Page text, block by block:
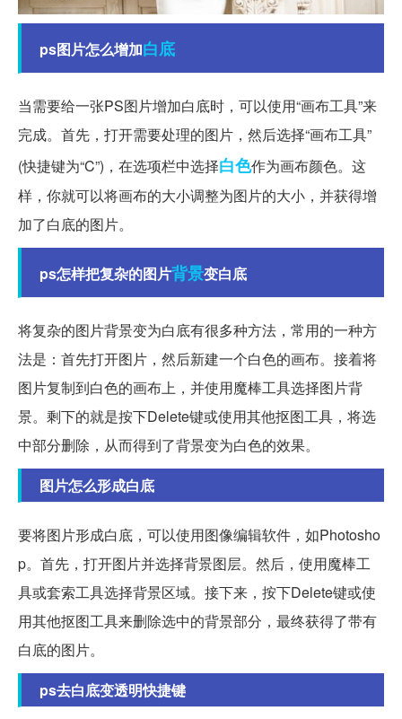
ps图片怎么增加白底
当需要给一张PS图片增加白底时，可以使用“画布工具”来
完成。首先，打开需要处理的图片，然后选择“画布工具”
(快捷键为“C”)，在选项栏中选择白色作为画布颜色。这
样，你就可以将画布的大小调整为图片的大小，并获得增
加了白底的图片。
ps怎样把复杂的图片背景变白底
将复杂的图片背景变为白底有很多种方法，常用的一种方
法是：首先打开图片，然后新建一个白色的画布。接着将
图片复制到白色的画布上，并使用魔棒工具选择图片背
景。剩下的就是按下Delete键或使用其他抠图工具，将选
中部分删除，从而得到了背景变为白色的效果。
图片怎么形成白底
要将图片形成白底，可以使用图像编辑软件，如Photosho
p。首先，打开图片并选择背景图层。然后，使用魔棒工
具或套索工具选择背景区域。接下来，按下Delete键或使
用其他抠图工具来删除选中的背景部分，最终获得了带有
白底的图片。
ps去白底变透明快捷键